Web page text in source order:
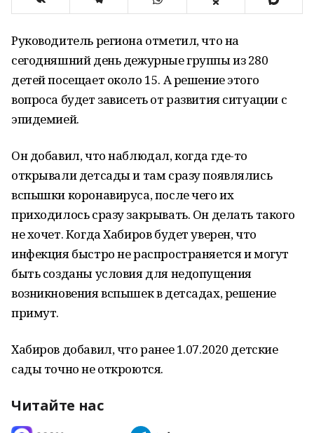
Руководитель региона отметил, что на
сегодняшний день дежурные группы из 280
детей посещает около 15. А решение этого
вопроса будет зависеть от развития ситуации с
эпидемией.
Он добавил, что наблюдал, когда где-то
открывали детсады и там сразу появлялись
вспышки коронавируса, после чего их
приходилось сразу закрывать. Он делать такого
не хочет. Когда Хабиров будет уверен, что
инфекция быстро не распространяется и могут
быть созданы условия для недопущения
возникновения вспышек в детсадах, решение
примут.
Хабиров добавил, что ранее 1.07.2020 детские
сады точно не откроются.
Читайте нас